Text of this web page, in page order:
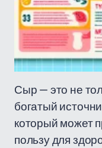
Сыр — это не
богатый
который может
пользу для